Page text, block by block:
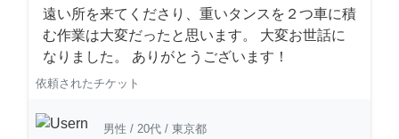
遠い所を来てくださり、重いタンスを２つ車に積
む作業は大変だったと思います。 大変お世話に
なりました。 ありがとうございます！
依頼されたチケット
男性 / 20代 / 東京都